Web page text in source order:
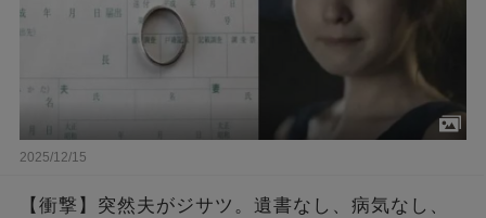
2025/12/15
【衝撃】突然夫がジサツ。遺書なし、病気なし、